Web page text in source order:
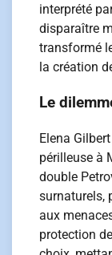
interprété
disparaître
transformé
la création
Le
Elena
périlleuse à
double
surnaturels,
aux
protection